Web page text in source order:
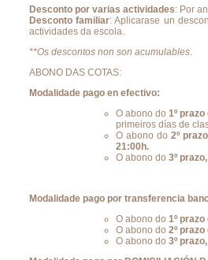
Desconto por varias actividades: Por
Desconto familiar: Aplicarase un
actividades da escola.
**Os descontos non son acumulables.
ABONO DAS COTAS:
Modalidade pago en efectivo:
O abono do1º
primeiros días de
O abono do 2º prazo
21:00h.
O abono do 3º prazo,
Modalidade pago por transferencia
O abono do 1º
O abono do 2º prazo
O abono do 3º prazo,